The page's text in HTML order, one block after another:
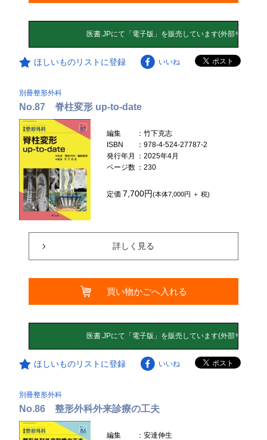
ほしいものリストに登録 いいね
別冊整形外科
No.87 脊柱変形 up-to-date
編集
：竹下克志
ISBN
：978-4-524-27787-2
発行年月
：2025年4月
ページ数 ：230
定価7,700円(本体7,000円 ＋ 税)
詳しく見る
買い物かごへ入れる
ほしいものリストに登録 いいね
別冊整形外科
No.86 整形外科外来診療の工夫
編集
：安達伸生